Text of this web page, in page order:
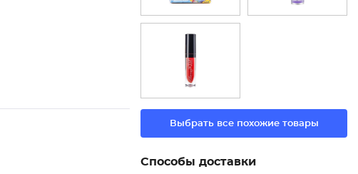
Выбрать все похожие товары
Способы доставки